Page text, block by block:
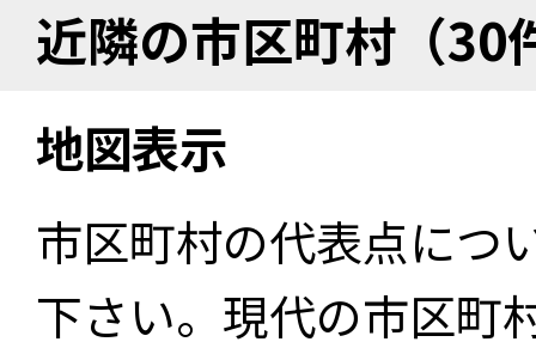
近隣の市区町村（30
地図表示
市区町村の代表点につ
下さい。現代の市区町